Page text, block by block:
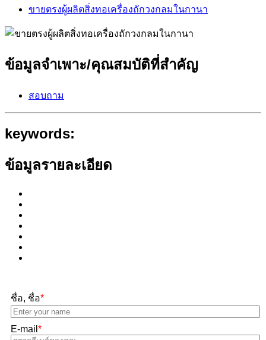
ขายตรงผู้ผลิตสิ่งทอเครื่องถักวงกลมในกานา
ข้อมูลจำเพาะ/คุณสมบัติที่สำคัญ
สอบถาม
keywords:
ข้อมูลรายละเอียด
ชื่อ, ชื่อ*
E-mail *